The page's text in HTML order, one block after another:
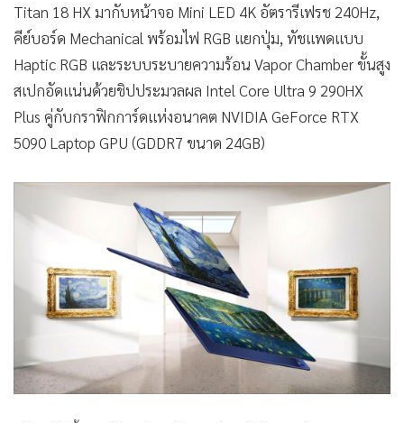
พร้อมเทคโนโลยี VRR ทำให้ภาพที่ได้เนียนตามากขึ้น
ตัวเครื่องมีการปรับปรุงด้ามจับตามหลักสรีรศาสตร์ ทริกเกอร์
และอนาล็อกแบบ Hall Effect ป้องกันอาการจอยดริฟต์ พร้อม
ระบบสั่นอย่างแม่นยำด้วย Linear Motor รุ่นใหม่ มาในสี Void
Purple สุดล้ำ รองรับ Xbox Mode และเมนู Quick Settings โฉม
ใหม่ ช่วยให้สลับและตั้งค่าเกมได้อย่างรวดเร็ว